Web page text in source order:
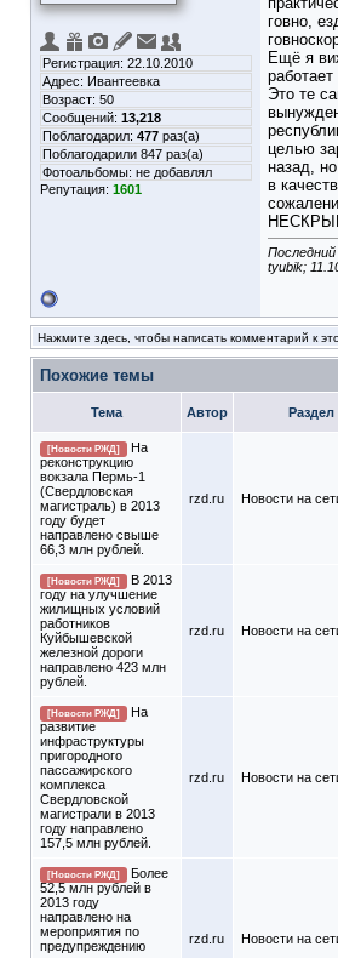
Регистрация: 22.10.2010
Адрес: Ивантеевка
Возраст: 50
Сообщений: 13,218
Поблагодарил: 477 раз(а)
Поблагодарили 847 раз(а)
Фотоальбомы: не добавлял
Репутация: 1601
говно,
Ещё я
Это те
целью
назад,
в
Последний
tyubik;
Нажмите здесь, чтобы написать комментарий к
Похожие темы
Тема Автор Раздел
[Новости РЖД]
На
реконструкцию
вокзала Пермь-1
(Свердловская
магистраль) в 2013
году будет
направлено свыше
66,3 млн рублей.
rzd.ru Новости на
[Новости РЖД]
В 2013
году на улучшение
жилищных условий
работников
Куйбышевской
железной дороги
направлено 423 млн
рублей.
rzd.ru Новости на
[Новости РЖД]
На
развитие
инфраструктуры
пригородного
пассажирского
комплекса
Свердловской
магистрали в 2013
году направлено
157,5 млн рублей.
rzd.ru Новости на
[Новости РЖД]
Более
52,5 млн рублей в
2013 году
направлено на
мероприятия по
предупреждению
rzd.ru Новости на